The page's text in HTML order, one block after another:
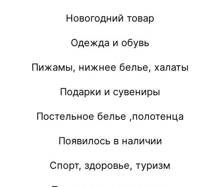
Новогодний товар
Одежда и обувь
Пижамы, нижнее белье, халаты
Подарки и сувениры
Постельное белье ,полотенца
Появилось в наличии
Спорт, здоровье, туризм